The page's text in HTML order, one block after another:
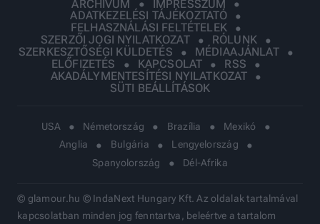
ARCHÍVUM
IMPRESSZUM
ADATKEZELÉSI TÁJÉKOZTATÓ
FELHASZNÁLÁSI FELTÉTELEK
SZERZŐI JOGI NYILATKOZAT
RÓLUNK
SZERKESZTŐSÉGI KÜLDETÉS
MÉDIAAJÁNLAT
ELŐFIZETÉS
KAPCSOLAT
RSS
AKADÁLYMENTESÍTÉSI NYILATKOZAT
SÜTI BEÁLLÍTÁSOK
USA Németország Brazília
Mexikó
Anglia
Bulgária
Lengyelország
Spanyolország
Dél-Afrika
© glamour.hu © IndaNext Hungary Kft. Az oldalak tartalmával
kapcsolatban minden jog fenntartva, beleértve a tartalom